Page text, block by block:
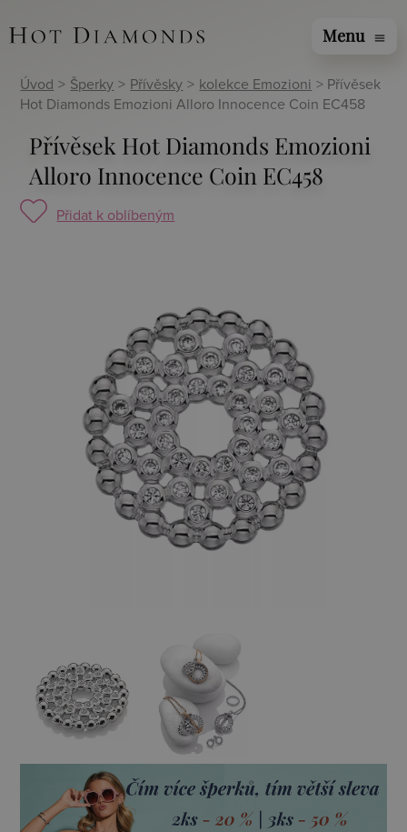
Menu menu
Úvod > Šperky > Přívěsky > kolekce Emozioni > Přívěsek
Hot Diamonds Emozioni Alloro Innocence Coin EC458
Přívěsek Hot Diamonds Emozioni
Alloro Innocence Coin EC458
Přidat k oblíbeným